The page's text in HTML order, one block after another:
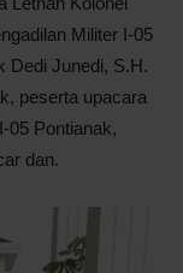
Militer I-05
Dedi Junedi, S.H.
peserta upacara
05 Pontianak,
dan.